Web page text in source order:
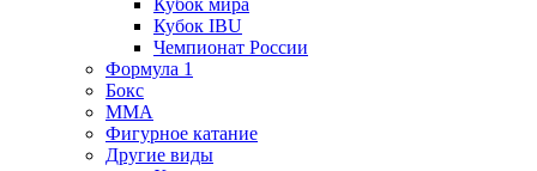
Кубок мира
Кубок IBU
Чемпионат России
Формула 1
Бокс
MMA
Фигурное катание
Другие виды